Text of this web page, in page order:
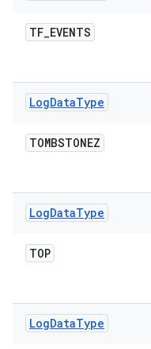
TF_EVENTS
LogDataType
TOMBSTONEZ
LogDataType
TOP
LogDataType